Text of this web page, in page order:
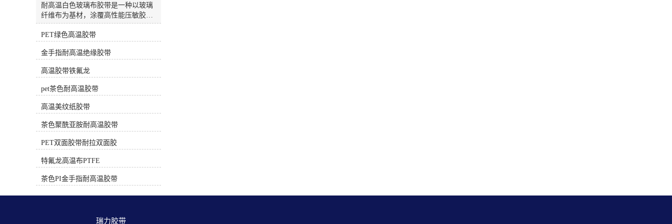
高温，正确使用不留胶）PET绿色/白
色高温胶带材质：绿色或白色聚酯薄
膜。耐温性：约 130°C - 180°C。特
点：绝缘性好，有一定韧性。电子电
带）采用耐高温胶水，在额定温度和
时间下使用后撕除，一般不留残胶。
常用于电路板遮蔽、线圈绝缘、较温
和的焊接保护。三、 遮蔽保护专用
（中低温，专用配方）耐高温美纹纸
胶带材质：皱纹纸+特殊耐高温胶
水。耐温性：根据等级不同，80°C -
220°C 不等。特点：专为喷涂、烤
高温美纹纸胶带（如汽车喷涂级） 在
明）内使用，撕下后不应留残胶。时
间过长或超温使用会导致残胶。应
用：汽车喷漆、家具烤漆、玻璃/陶瓷
喷涂分色。选择与使用核心建议明确
耐高温白色玻璃布胶带是一种以玻璃
纤维布为基材，涂覆高性能压敏胶
（通常为硅胶）的特种胶带。因其出
色的耐热性、绝缘性和机械强度，被
高端工业领域。🔥 核心特性这类胶带
的核心优势在于能承受远超普通胶带
的高温，并提供卓越的物理保护。卓
越的耐温性：这是其较核心的特性。
多数产品可长期耐受200℃的高温，
短期甚至可承受260℃的极端温度。
部分高性能型号，如3M™ 361，能耐
受高达450°F（约232℃） 的温度，间
高。优异的机械强度：玻璃纤维布基
材提供了极高的抗拉强度和耐撕裂
性。例如，日东P-212的抗拉强度可达
323 N/10mm，能有效抵抗磨损和物理
损伤。可靠的电气绝缘性：作为H级
耐热绝缘材料，它具备良好的介电强
东ST-HG-T(R)的击穿电压可达4.5
PET绿色高温胶带
金手指耐高温绝缘胶带
高温胶带铁氟龙
pet茶色耐高温胶带
高温美纹纸胶带
茶色聚酰亚胺耐高温胶带
PET双面胶带耐拉双面胶
特氟龙高温布PTFE
茶色PI金手指耐高温胶带
瑞力胶带